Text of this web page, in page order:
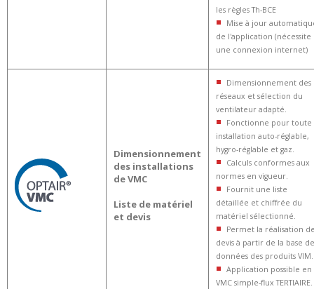
les règles Th-BCE
Mise à jour
de l'application (nécessite
une connexion internet)
Dimensionnement
des installations
de VMC
Liste de matériel
et devis
Dimensionnement des
réseaux et sélection du
ventilateur adapté.
Fonctionne pour toute
installation auto-réglable,
hygro-réglable et gaz.
Calculs conformes aux
normes en vigueur.
Fournit une liste
détaillée et chiffrée du
matériel sélectionné.
Permet la réalisation
devis à partir de la base de
données des produits VIM.
Application possible en
VMC simple-flux TERTIAIRE.